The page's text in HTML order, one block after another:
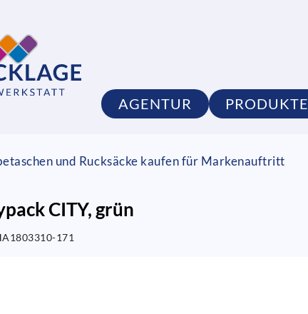
AGENTUR PRODUKTE
und Rucksäcke kaufen für Markenauftritt
CITY, grün
171